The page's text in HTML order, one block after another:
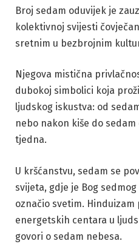
Broj sedam oduvijek je
kolektivnoj svijesti
sretnim u bezbrojnim
Njegova mistična
dubokoj simbolici koja
ljudskog iskustva: od
nebo nakon kiše do
tjedna.
U kršćanstvu, sedam se
svijeta, gdje je Bog
označio svetim.
energetskih centara u
govori o sedam nebesa.